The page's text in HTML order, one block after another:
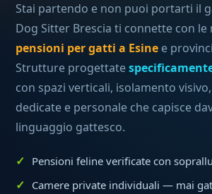
Stai partendo e non puoi portarti il
Dog Sitter Brescia ti connette con le
pensioni per gatti a Esine e
Strutture progettate
con spazi verticali, isolamento
dedicate e personale che capisce
linguaggio gattesco.
Pensioni feline verificate con
Camere private individuali — mai